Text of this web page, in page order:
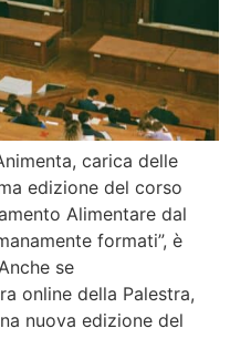
carica delle
edizione del corso
Alimentare dal
formati”, è
se
online della Palestra,
nuova edizione del